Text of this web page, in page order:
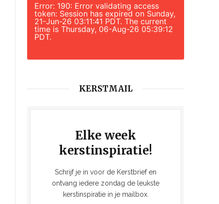
Error: 190: Error validating access
token: Session has expired on Sunday,
21-Jun-26 03:11:41 PDT. The current
time is Thursday, 06-Aug-26 05:39:12
PDT.
KERSTMAIL
Elke week
kerstinspiratie!
Schrijf je in voor de Kerstbrief en
ontvang iedere zondag de leukste
kerstinspiratie in je mailbox.